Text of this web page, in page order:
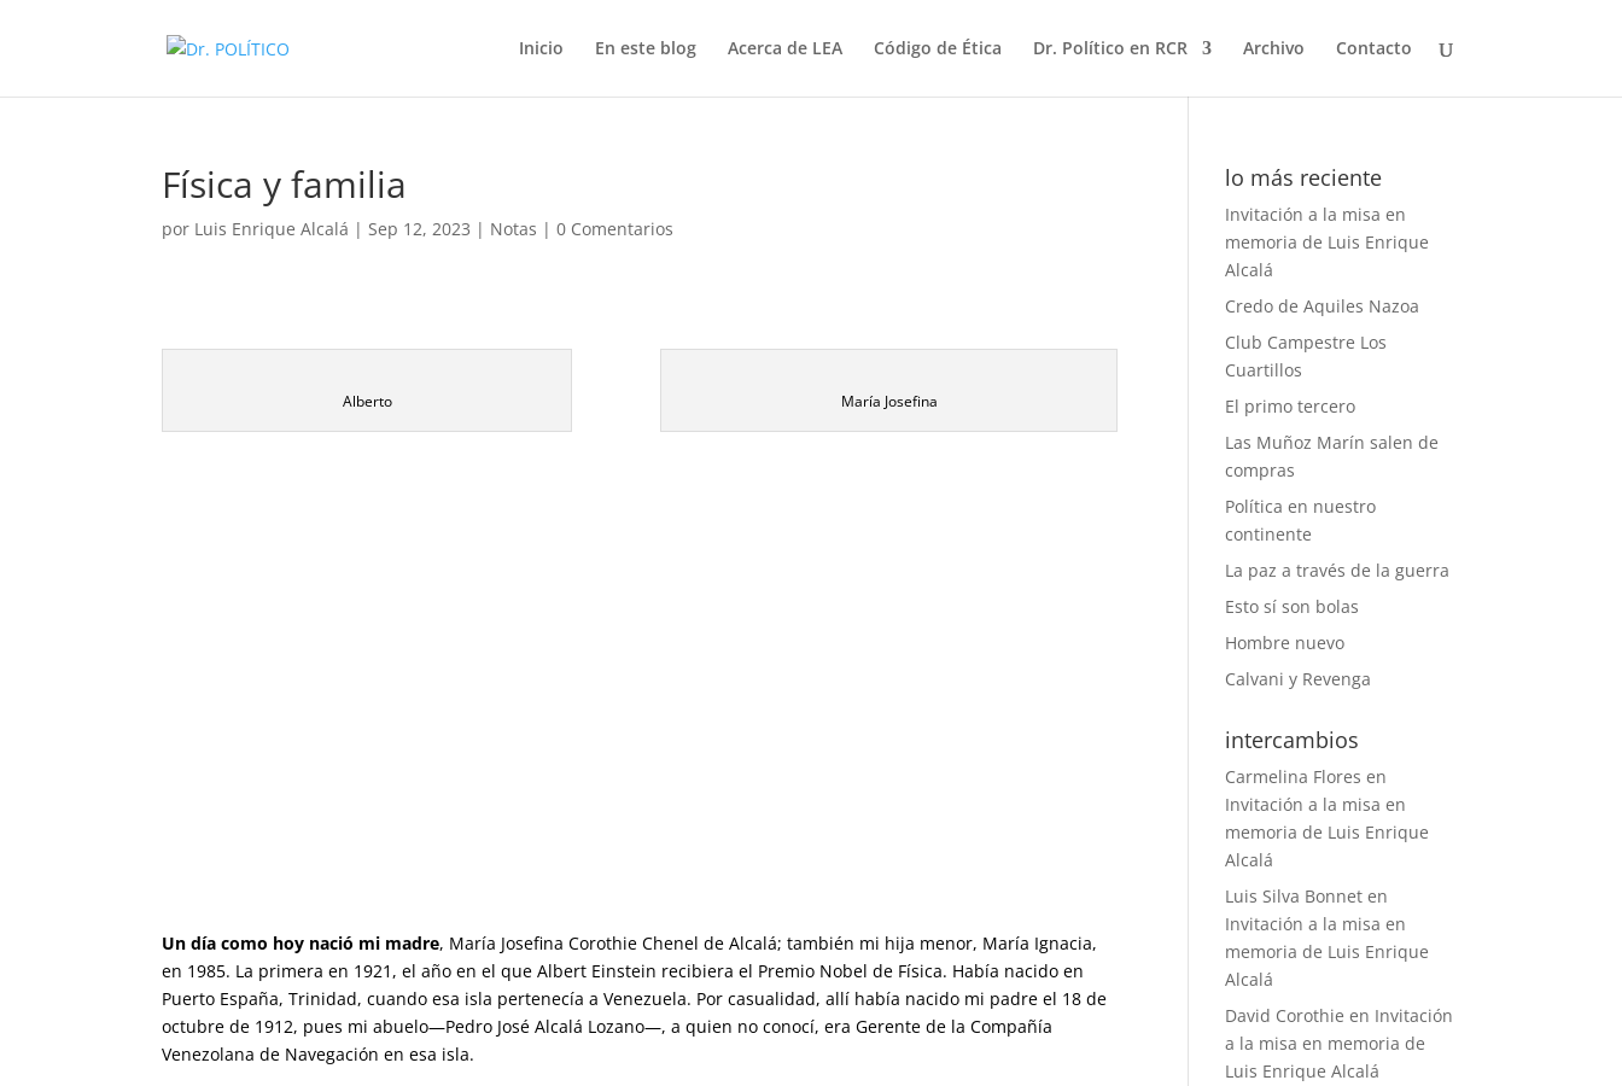
Inicio En este blog Acerca de LEA Código de Ética Dr. Político en RCR Archivo Contacto
Física y familia
por Luis Enrique Alcalá |Sep 12, 2023 | Notas |0 Comentarios
Alberto María Josefina
Un día como hoy nació mi madre, María Josefina Corothie Chenel de Alcalá; también mi hija menor, María Ignacia,
en 1985. La primera en 1921, el año en el que Albert Einstein recibiera el Premio Nobel de Física. Había nacido en
Puerto España, Trinidad, cuando esa isla pertenecía a Venezuela. Por casualidad, allí había nacido mi padre el 18 de
octubre de 1912, pues mi abuelo—Pedro José Alcalá Lozano—, a quien no conocí, era Gerente de la Compañía
Venezolana de Navegación en esa isla.
lo más reciente
Invitación a la misa en
memoria de Luis Enrique
Alcalá
Credo de Aquiles Nazoa
Club Campestre Los
Cuartillos
El primo tercero
Las Muñoz Marín salen de
compras
Política en nuestro
continente
La paz a través de la guerra
Esto sí son bolas
Hombre nuevo
Calvani y Revenga
intercambios
Carmelina Flores en
Invitación a la misa en
memoria de Luis Enrique
Alcalá
Luis Silva Bonnet en
Invitación a la misa en
memoria de Luis Enrique
Alcalá
David Corothie en Invitación
a la misa en memoria de
Luis Enrique Alcalá